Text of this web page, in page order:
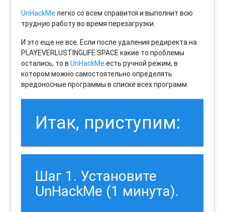
UnHackMeлегко со всем справится и выполнит всю
трудную работу во время перезагрузки.
И это еще не все. Если после удаления редиректа на
PLAYEVERLUSTINGLIFE.SPACE какие то проблемы
остались, то вUnHackMeесть ручной режим, в
котором можно самостоятельно определять
вредоносные программы в списке всех программ.
Итак, приступим:
Шаг 1. Установите
UnHackMe (1 минута).